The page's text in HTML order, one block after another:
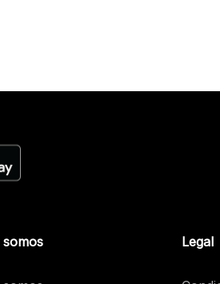
somos Legal